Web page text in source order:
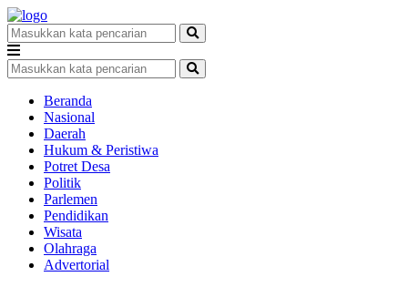
Beranda
Nasional
Daerah
Hukum & Peristiwa
Potret Desa
Politik
Parlemen
Pendidikan
Wisata
Olahraga
Advertorial